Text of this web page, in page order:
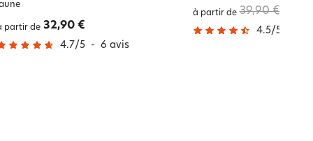
partir de 32,90 €
4.7/5 - 6 avis
à partir de 39,90 €
4.5/5